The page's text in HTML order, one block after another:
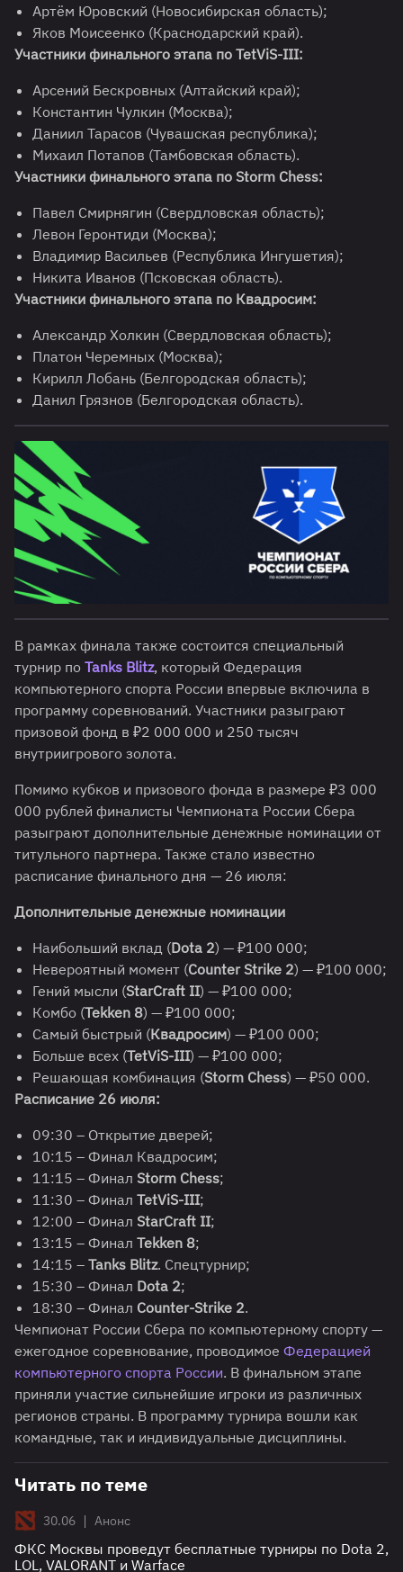
Артём Юровский (Новосибирская область);
Яков Моисеенко (Краснодарский край).
Участники финального этапа по TetViS-III:
Арсений Бескровных (Алтайский край);
Константин Чулкин (Москва);
Даниил Тарасов (Чувашская республика);
Михаил Потапов (Тамбовская область).
Участники финального этапа по Storm Chess:
Павел Смирнягин (Свердловская область);
Левон Геронтиди (Москва);
Владимир Васильев (Республика Ингушетия);
Никита Иванов (Псковская область).
Участники финального этапа по Квадросим:
Александр Холкин (Свердловская область);
Платон Черемных (Москва);
Кирилл Лобань (Белгородская область);
Данил Грязнов (Белгородская область).
В рамках финала также состоится специальный
турнир по Tanks Blitz, который Федерация
компьютерного спорта России впервые включила в
программу соревнований. Участники разыграют
призовой фонд в ₽2 000 000 и 250 тысяч
внутриигрового золота.
Помимо кубков и призового фонда в размере ₽3 000
000 рублей финалисты Чемпионата России Сбера
разыграют дополнительные денежные номинации от
титульного партнера. Также стало известно
расписание финального дня — 26 июля:
Дополнительные денежные номинации
Наибольший вклад (Dota 2) — ₽100 000;
Невероятный момент (Counter Strike 2) — ₽100 000;
Гений мысли (StarCraft II) — ₽100 000;
Комбо (Tekken 8) — ₽100 000;
Самый быстрый (Квадросим) — ₽100 000;
Больше всех (TetViS-III) — ₽100 000;
Решающая комбинация (Storm Сhess) — ₽50 000.
Расписание 26 июля:
09:30 – Открытие дверей;
10:15 – Финал Квадросим;
11:15 – Финал Storm Chess;
11:30 – Финал TetViS-III;
12:00 – Финал StarCraft II;
13:15 – Финал Tekken 8;
14:15 – Tanks Blitz. Спецтурнир;
15:30 – Финал Dota 2;
18:30 – Финал Counter-Strike 2.
Чемпионат России Сбера по компьютерному спорту —
ежегодное соревнование, проводимое Федерацией
компьютерного спорта России. В финальном этапе
приняли участие сильнейшие игроки из различных
регионов страны. В программу турнира вошли как
командные, так и индивидуальные дисциплины.
Читать по теме
30.06 | Анонс
ФКС Москвы проведут бесплатные турниры по Dota 2,
LOL, VALORANT и Warface